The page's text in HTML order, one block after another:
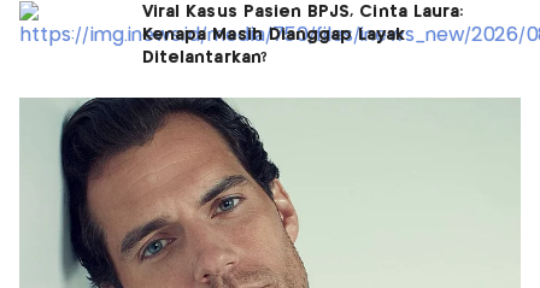
Viral Kasus Pasien BPJS, Cinta Laura:
Kenapa Masih Dianggap Layak
Ditelantarkan?